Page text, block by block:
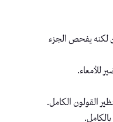
لكنه يفحص الجزء
للأمعاء.
القولون الكامل.